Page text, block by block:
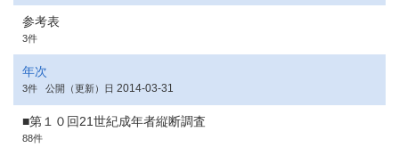
参考表
3件
年次
3件 公開（更新）日 2014-03-31
■第１０回21世紀成年者縦断調査
88件